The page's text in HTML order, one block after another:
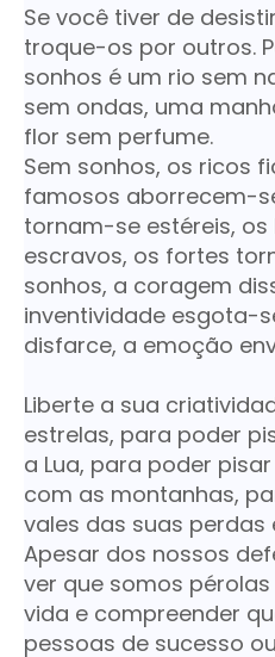
Se você tiver de
troque-os por outros.
sonhos é um rio sem
sem ondas, uma
flor sem perfume.
Sem sonhos, os ricos
famosos aborrecem-
tornam-se estéreis,
escravos, os fortes
sonhos, a coragem
inventividade esgota-
disfarce, a emoção
Liberte a sua
estrelas, para poder
a Lua, para poder
com as montanhas,
vales das suas perdas
Apesar dos nossos
ver que somos
vida e compreender
pessoas de sucesso